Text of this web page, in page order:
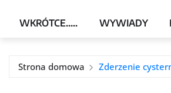
WKRÓTCE….. WYWIADY
Strona domowa Zderzenie